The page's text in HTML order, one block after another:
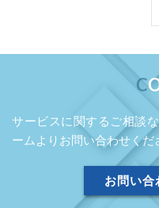
C
サービスに関するご相談
ームよりお問い合わせくだ
お問い